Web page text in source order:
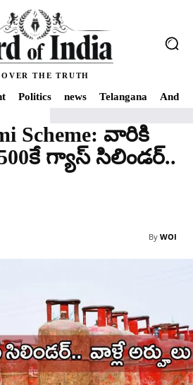
THE TRUTH
Politics news Telangana
వారికి మాత్రమే రూ.500కే గ్యాస్ సిలిండర్.. జీవో జారీ
Scheme: వారికి
గ్యాస్ సిలిండర్..
By WOI